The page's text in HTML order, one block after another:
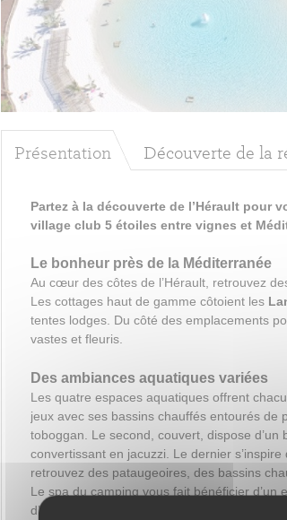
Présentation Découverte de la
Partez à la découverte de l’Hérault pour
village club 5 étoiles entre vignes et
Le bonheur près de la Méditerranée
Au cœur des côtes de l’Hérault, retrouvez
Les cottages haut de gamme côtoient les
tentes lodges. Du côté des emplacements
vastes et fleuris.
Des ambiances aquatiques variées
Les quatre espaces aquatiques offrent
jeux avec ses bassins chauffés entourés de
toboggan. Le second, couvert, dispose d’un
convertissant en jacuzzi. Le dernier
retrouvez des pataugeoires, des bassins
Le spa du camping vous fait bénéficier
d’une tisanerie, de cabines de soins, d’une